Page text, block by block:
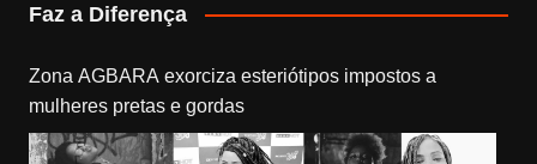
Faz a Diferença
Zona AGBARA exorciza esteriótipos impostos a
mulheres pretas e gordas